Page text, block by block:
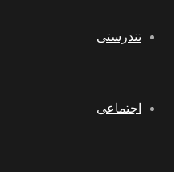
تندرستی
اجتماعی